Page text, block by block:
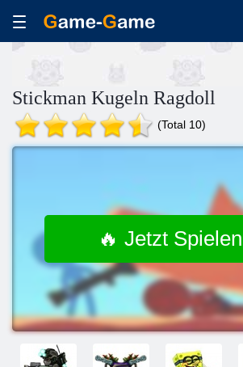
Stickman Kugeln Ragdoll
(Total 10)
🔥 Jetzt Spielen